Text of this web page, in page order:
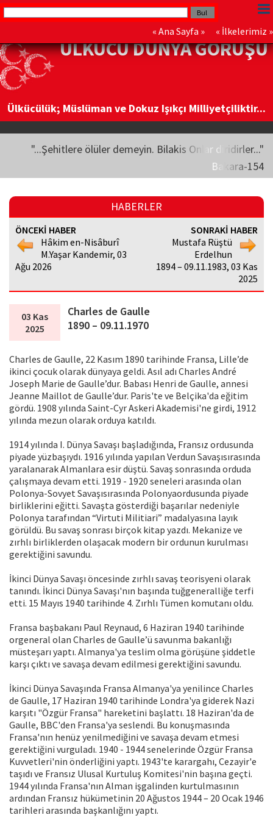
« Ana Sayfa » « İlkelerimiz »
ÜLKÜCÜ DÜNYA GÖRÜŞÜ
Ülkücülük; Müslüman ve Dokuz Işıkçı Milliyetçiliktir...
"...Şehitlere ölüler demeyin. Bilakis Onlar diridirler..."
Bakara-154
HABERLER
ÖNCEKİ HABER
Hâkim en-Nisâburî
M.Yaşar Kandemir, 03
Ağu 2026
SONRAKİ HABER
Mustafa Rüştü
Erdelhun
1894 – 09.11.1983, 03 Kas
2025
03 Kas
2025
Charles de Gaulle
1890 – 09.11.1970
Charles de Gaulle, 22 Kasım 1890 tarihinde Fransa, Lille’de
ikinci çocuk olarak dünyaya geldi. Asıl adı Charles André
Joseph Marie de Gaulle’dur. Babası Henri de Gaulle, annesi
Jeanne Maillot de Gaulle’dur. Paris'te ve Belçika'da eğitim
gördü. 1908 yılında Saint-Cyr Askeri Akademisi'ne girdi, 1912
yılında mezun olarak orduya katıldı.
1914 yılında I. Dünya Savaşı başladığında, Fransız ordusunda
piyade yüzbaşıydı. 1916 yılında yapılan Verdun Savaşısırasında
yaralanarak Almanlara esir düştü. Savaş sonrasında orduda
çalışmaya devam etti. 1919 - 1920 seneleri arasında olan
Polonya-Sovyet Savaşısırasında Polonyaordusunda piyade
birliklerini eğitti. Savaşta gösterdiği başarılar nedeniyle
Polonya tarafından “Virtuti Militiari” madalyasına layık
görüldü. Bu savaş sonrası birçok kitap yazdı. Mekanize ve
zırhlı birliklerden olaşacak modern bir ordunun kurulması
gerektiğini savundu.
İkinci Dünya Savaşı öncesinde zırhlı savaş teorisyeni olarak
tanındı. İkinci Dünya Savaşı'nın başında tuğgeneralliğe terfi
etti. 15 Mayıs 1940 tarihinde 4. Zırhlı Tümen komutanı oldu.
Fransa başbakanı Paul Reynaud, 6 Haziran 1940 tarihinde
orgeneral olan Charles de Gaulle’ü savunma bakanlığı
müsteşarı yaptı. Almanya'ya teslim olma görüşüne şiddetle
karşı çıktı ve savaşa devam edilmesi gerektiğini savundu.
İkinci Dünya Savaşında Fransa Almanya'ya yenilince Charles
de Gaulle, 17 Haziran 1940 tarihinde Londra'ya giderek Nazi
karşıtı "Özgür Fransa" hareketini başlattı. 18 Haziran'da de
Gaulle, BBC'den Fransa'ya seslendi. Bu konuşmasında
Fransa'nın henüz yenilmediğini ve savaşa devam etmesi
gerektiğini vurguladı. 1940 - 1944 senelerinde Özgür Fransa
Kuvvetleri'nin önderliğini yaptı. 1943'te karargahı, Cezayir'e
taşıdı ve Fransız Ulusal Kurtuluş Komitesi'nin başına geçti.
1944 yılında Fransa'nın Alman işgalinden kurtulmasının
ardından Fransız hükümetinin 20 Ağustos 1944 – 20 Ocak 1946
tarihleri arasında başkanlığını yaptı.